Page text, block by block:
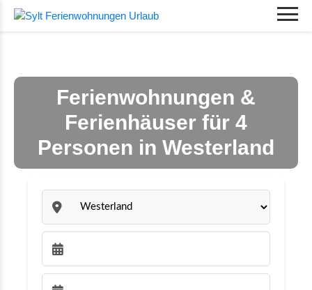
Ferienwohnungen &
Ferienhäuser für 4
Personen in Westerland
Sylt:
Anreise wählen: